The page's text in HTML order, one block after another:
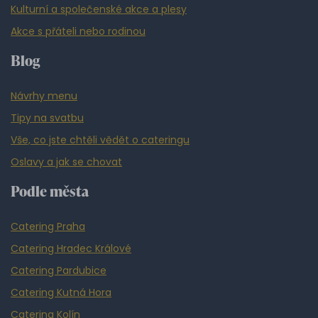
Kulturní a společenské akce a plesy
Akce s přáteli nebo rodinou
Blog
Návrhy menu
Tipy na svatbu
Vše, co jste chtěli vědět o cateringu
Oslavy a jak se chovat
Podle města
Catering Praha
Catering Hradec Králové
Catering Pardubice
Catering Kutná Hora
Catering Kolín